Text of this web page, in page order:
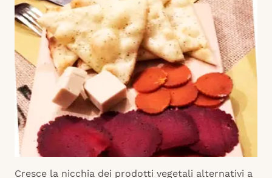
Cresce la nicchia dei prodotti vegetali alternativi a